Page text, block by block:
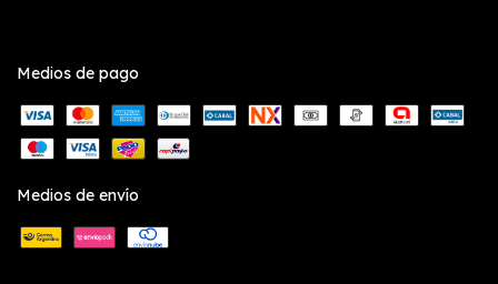
Medios de pago
Medios de envío